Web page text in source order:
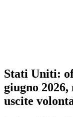
Stati Uniti:
giugno
uscite